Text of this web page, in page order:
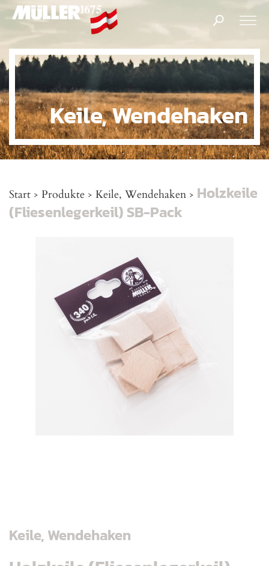
Products
search
Keile, Wendehaken
Start > Produkte > Keile, Wendehaken > Holzkeile
(Fliesenlegerkeil) SB-Pack
Keile, Wendehaken